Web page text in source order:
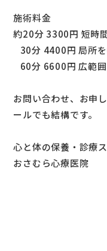
施術料金
約20分 3300円 短時
30分 4400円 局所
60分 6600円 広範
お問い合わせ、お申
ールでも結構です。
心と体の保養・診療
おさむら心療医院